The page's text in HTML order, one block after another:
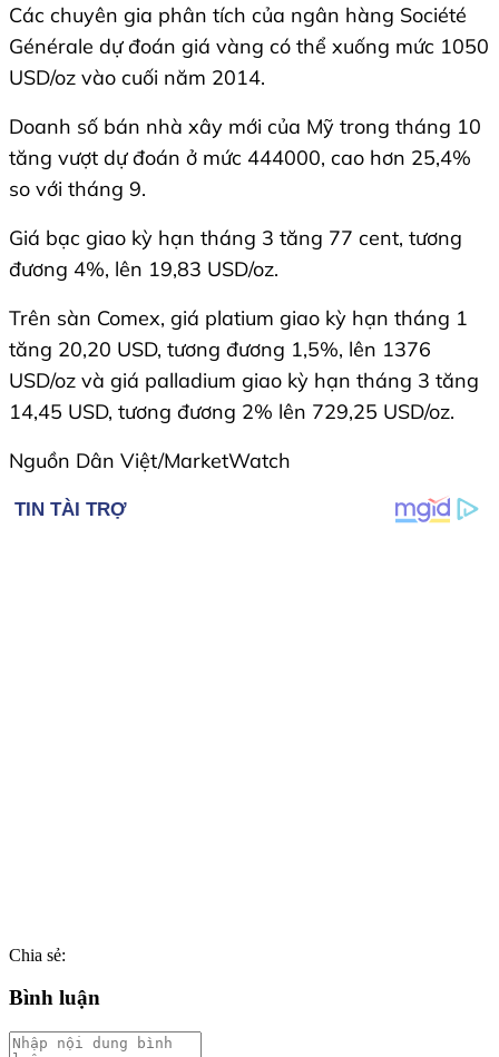
Các chuyên gia phân tích của ngân hàng Société
Générale dự đoán giá vàng có thể xuống mức 1050
USD/oz vào cuối năm 2014.
Doanh số bán nhà xây mới của Mỹ trong tháng 10
tăng vượt dự đoán ở mức 444000, cao hơn 25,4%
so với tháng 9.
Giá bạc giao kỳ hạn tháng 3 tăng 77 cent, tương
đương 4%, lên 19,83 USD/oz.
Trên sàn Comex, giá platium giao kỳ hạn tháng 1
tăng 20,20 USD, tương đương 1,5%, lên 1376
USD/oz và giá palladium giao kỳ hạn tháng 3 tăng
14,45 USD, tương đương 2% lên 729,25 USD/oz.
Nguồn Dân Việt/MarketWatch
Chia sẻ:
Bình luận